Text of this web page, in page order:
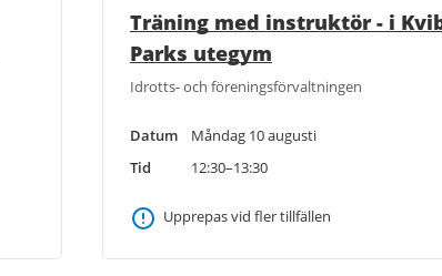
Träning med instruktör - i
Parks utegym
Idrotts- och föreningsförvaltningen
Datum
Måndag 10 augusti
Tid
12:30–13:30
Upprepas vid fler tillfällen